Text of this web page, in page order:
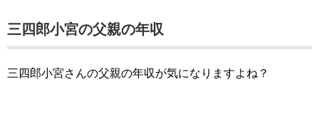
三四郎小宮の父親の年収
三四郎小宮さんの父親の年収が気になりますよね？